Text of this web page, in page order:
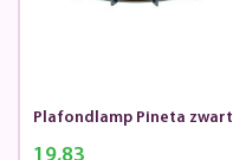
Plafondlamp Pineta zwart